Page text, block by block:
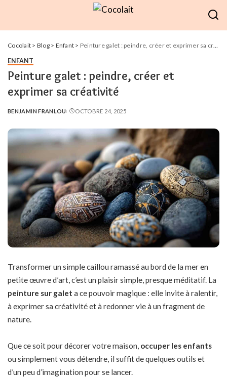
Cocolait > Blog> Enfant > Peinture galet : peindre, créer et exprimer sa créativité
ENFANT
Peinture galet : peindre, créer et
exprimer sa créativité
POSTED
BENJAMIN FRANLOU OCTOBRE 24, 2025
Transformer un simple caillou ramassé au bord de la mer en
petite œuvre d’art, c’est un plaisir simple, presque méditatif. La
peinture sur galet a ce pouvoir magique : elle invite à ralentir,
à exprimer sa créativité et à redonner vie à un fragment de
nature.
Que ce soit pour décorer votre maison, occuper les enfants
ou simplement vous détendre, il suffit de quelques outils et
d’un peu d’imagination pour se lancer.